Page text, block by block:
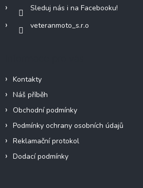
Sleduj nás i na Facebooku!
veteranmoto_s.r.o
Kontakty
Náš příběh
Obchodní podmínky
Podmínky ochrany osobních údajů
Reklamační protokol
Dodací podmínky